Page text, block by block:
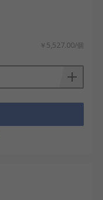
￥5,527.00/個